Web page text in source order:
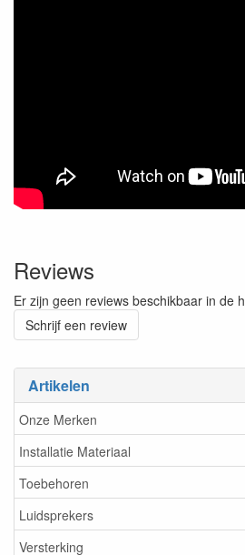
Artikelen
Onze Merken
Installatie Materiaal
Toebehoren
Luidsprekers
Versterking
Reviews
Er zijn geen reviews beschikbaar in de
Schrijf een review